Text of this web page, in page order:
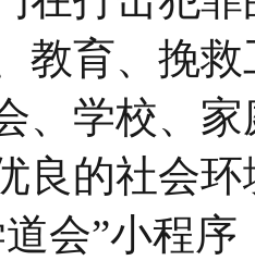
教育、挽
、学校、
良的社会环
会”小程序